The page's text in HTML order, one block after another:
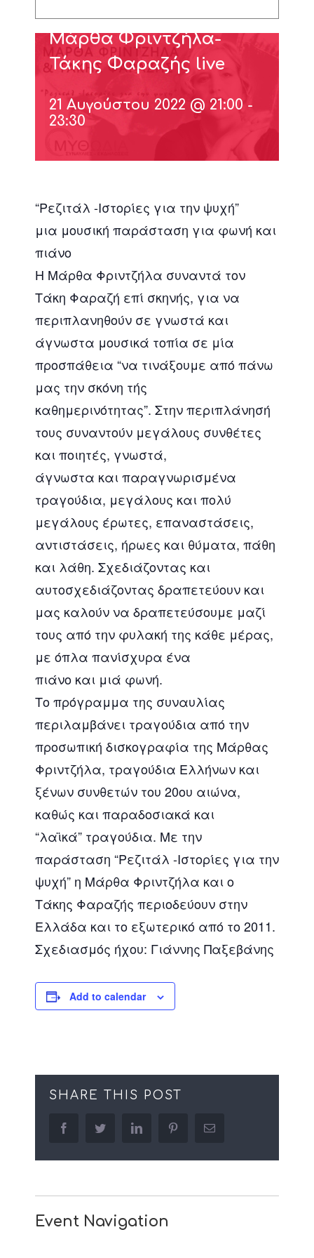
Μάρθα Φριντζήλα-
Τάκης Φαραζής live
21 Αυγούστου 2022 @ 21:00 -
23:30
“Ρεζιτάλ -Ιστορίες για την ψυχή”
μια μουσική παράσταση για φωνή και
πιάνο
Η Μάρθα Φριντζήλα συναντά τον
Τάκη Φαραζή επί σκηνής, για να
περιπλανηθούν σε γνωστά και
άγνωστα μουσικά τοπία σε μία
προσπάθεια “να τινάξουμε από πάνω
μας την σκόνη τής
καθημερινότητας”. Στην περιπλάνησή
τους συναντούν μεγάλους συνθέτες
και ποιητές, γνωστά,
άγνωστα και παραγνωρισμένα
τραγούδια, μεγάλους και πολύ
μεγάλους έρωτες, επαναστάσεις,
αντιστάσεις, ήρωες και θύματα, πάθη
και λάθη. Σχεδιάζοντας και
αυτοσχεδιάζοντας δραπετεύουν και
μας καλούν να δραπετεύσουμε μαζί
τους από την φυλακή της κάθε μέρας,
με όπλα πανίσχυρα ένα
πιάνο και μιά φωνή.
Το πρόγραμμα της συναυλίας
περιλαμβάνει τραγούδια από την
προσωπική δισκογραφία της Μάρθας
Φριντζήλα, τραγούδια Ελλήνων και
ξένων συνθετών του 20ου αιώνα,
καθώς και παραδοσιακά και
“λαϊκά” τραγούδια. Με την
παράσταση “Ρεζιτάλ -Ιστορίες για την
ψυχή” η Μάρθα Φριντζήλα και ο
Τάκης Φαραζής περιοδεύουν στην
Ελλάδα και το εξωτερικό από το 2011.
Σχεδιασμός ήχου: Γιάννης Παξεβάνης
Add to calendar
SHARE THIS POST
facebooktwitter linkedin pinterestEmail
Event Navigation